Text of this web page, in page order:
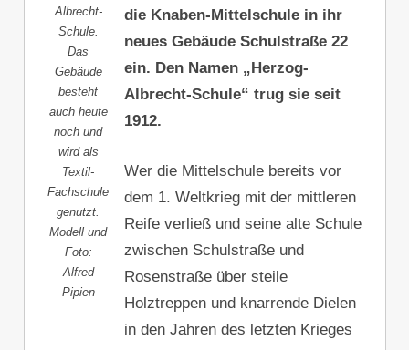
Albrecht-
Schule.
Das
Gebäude
besteht
auch heute
noch und
wird als
Textil-
Fachschule
genutzt.
Modell und
Foto:
Alfred
Pipien
die Knaben-Mittelschule in ihr
neues Gebäude Schulstraße 22
ein. Den Namen „Herzog-
Albrecht-Schule“ trug sie seit
1912.
Wer die Mittelschule bereits vor
dem 1. Weltkrieg mit der mittleren
Reife verließ und seine alte Schule
zwischen Schulstraße und
Rosenstraße über steile
Holztreppen und knarrende Dielen
in den Jahren des letzten Krieges